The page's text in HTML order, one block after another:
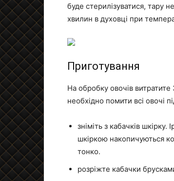
буде стерилізуватися, тару
хвилин в духовці при
Приготування
На обробку овочів
необхідно помити всі овочі
зніміть з кабачків
шкіркою накопичуються
тонко.
розріжте кабачки